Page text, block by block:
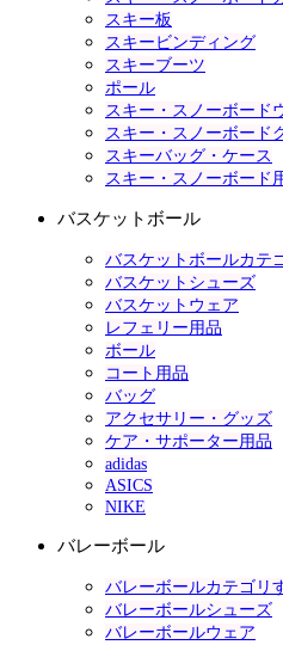
スキー板
スキービンディング
スキーブーツ
ポール
スキー・スノーボード
スキー・スノーボード
スキーバッグ・ケース
スキー・スノーボード
バスケットボール
バスケットボールカテ
バスケットシューズ
バスケットウェア
レフェリー用品
ボール
コート用品
バッグ
アクセサリー・グッズ
ケア・サポーター用品
adidas
ASICS
NIKE
バレーボール
バレーボールカテゴリ
バレーボールシューズ
バレーボールウェア